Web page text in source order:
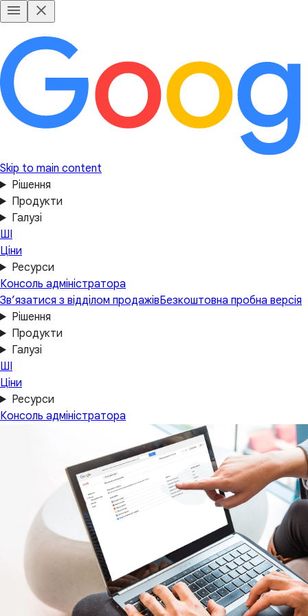
Skip to main content
Рішення
Продукти
Галузі
ШІ
Ціни
Ресурси
Консоль адміністратора
Зв’язатися з відділом продажівБезкоштовна пробна версія
Рішення
Продукти
Галузі
ШІ
Ціни
Ресурси
Консоль адміністратора